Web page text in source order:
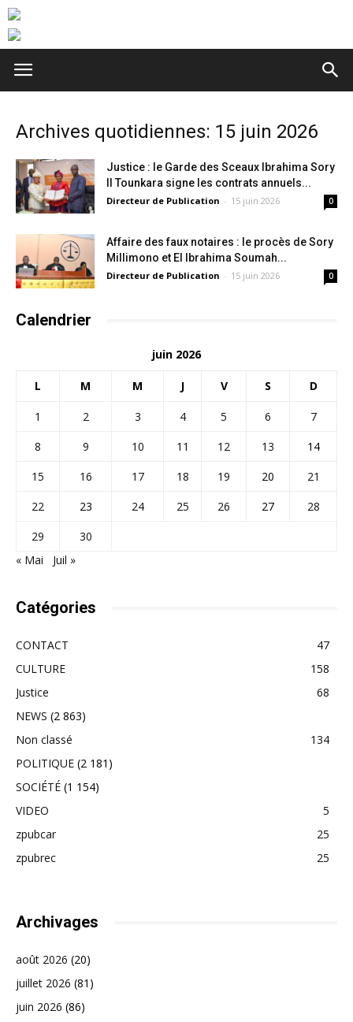
Archives quotidiennes: 15 juin 2026
Justice : le Garde des Sceaux Ibrahima Sory
II Tounkara signe les contrats annuels...
Directeur de Publication - 15 juin 2026 0
Affaire des faux notaires : le procès de Sory
Millimono et El Ibrahima Soumah...
Directeur de Publication - 15 juin 2026 0
Calendrier
juin 2026
L M M J V S D
1 2 3 4 5 6
7
8
9 10 11 12 13
14
15
16 17 18 19 20
21
22
23 24 25 26 27
28
29
30
« Mai
Juil »
Catégories
CONTACT
47
CULTURE
158
Justice
68
NEWS (2 863)
Non classé
134
POLITIQUE (2 181)
SOCIÉTÉ (1 154)
VIDEO
5
zpubcar
25
zpubrec
25
Archivages
août 2026 (20)
juillet 2026 (81)
juin 2026 (86)